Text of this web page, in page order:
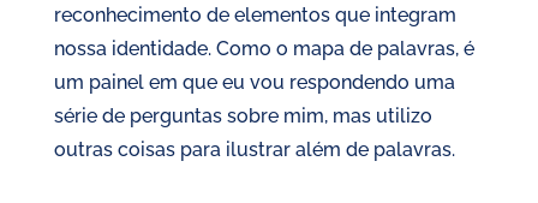
reconhecimento de elementos que integram
nossa identidade. Como o mapa de palavras, é
um painel em que eu vou respondendo uma
série de perguntas sobre mim, mas utilizo
outras coisas para ilustrar além de palavras.